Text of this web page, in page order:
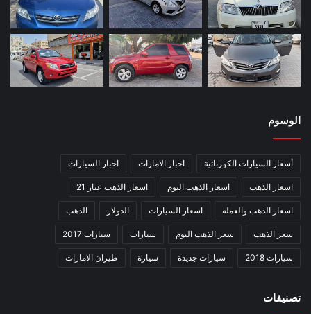
الوسوم
أسعار السيارات الكهربائية اخبار الامارات اخبار السيارات
اسعار الذهب اسعار الذهب اليوم اسعار الذهب عيار 21
اسعار الذهب والعمله اسعار السيارات الدولار الذهب
سعر الذهب سعر الذهب اليوم سيارات سيارات 2017
سيارات 2018 سيارات جديدة سيارة طيران الامارات
تصنيفات